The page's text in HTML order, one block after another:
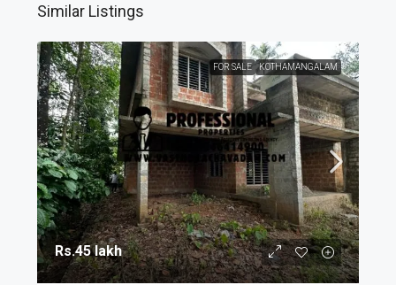
Similar Listings
FOR SALE KOTHAMANGALAM
Rs.45 lakh